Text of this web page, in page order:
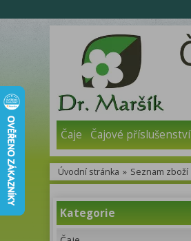
Čaje Čajové příslušenství
Úvodní stránka » Seznam zboží
Kategorie